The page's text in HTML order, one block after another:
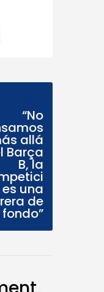
“No
allá
Barça
B, la
una
de
fondo”